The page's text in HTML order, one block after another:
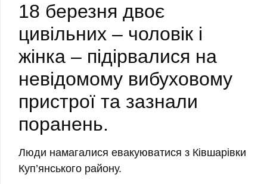
18 березня двоє
цивільних – чоловік і
жінка – підірвалися на
невідомому вибуховому
пристрої та зазнали
поранень.
Люди намагалися евакуюватися з Ківшарівки
Куп’янського району.